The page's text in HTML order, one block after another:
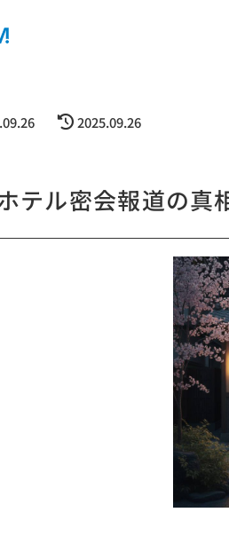
2025.09.26
テル密会報道の